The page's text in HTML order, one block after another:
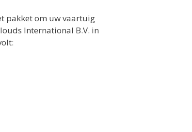
pakket om uw vaartuig
International B.V. in